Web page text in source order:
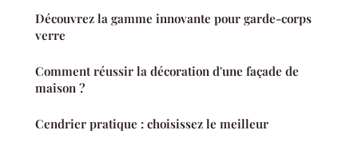
Découvrez la gamme innovante pour garde-corps
verre
Comment réussir la décoration d'une façade de
maison ?
Cendrier pratique : choisissez le meilleur